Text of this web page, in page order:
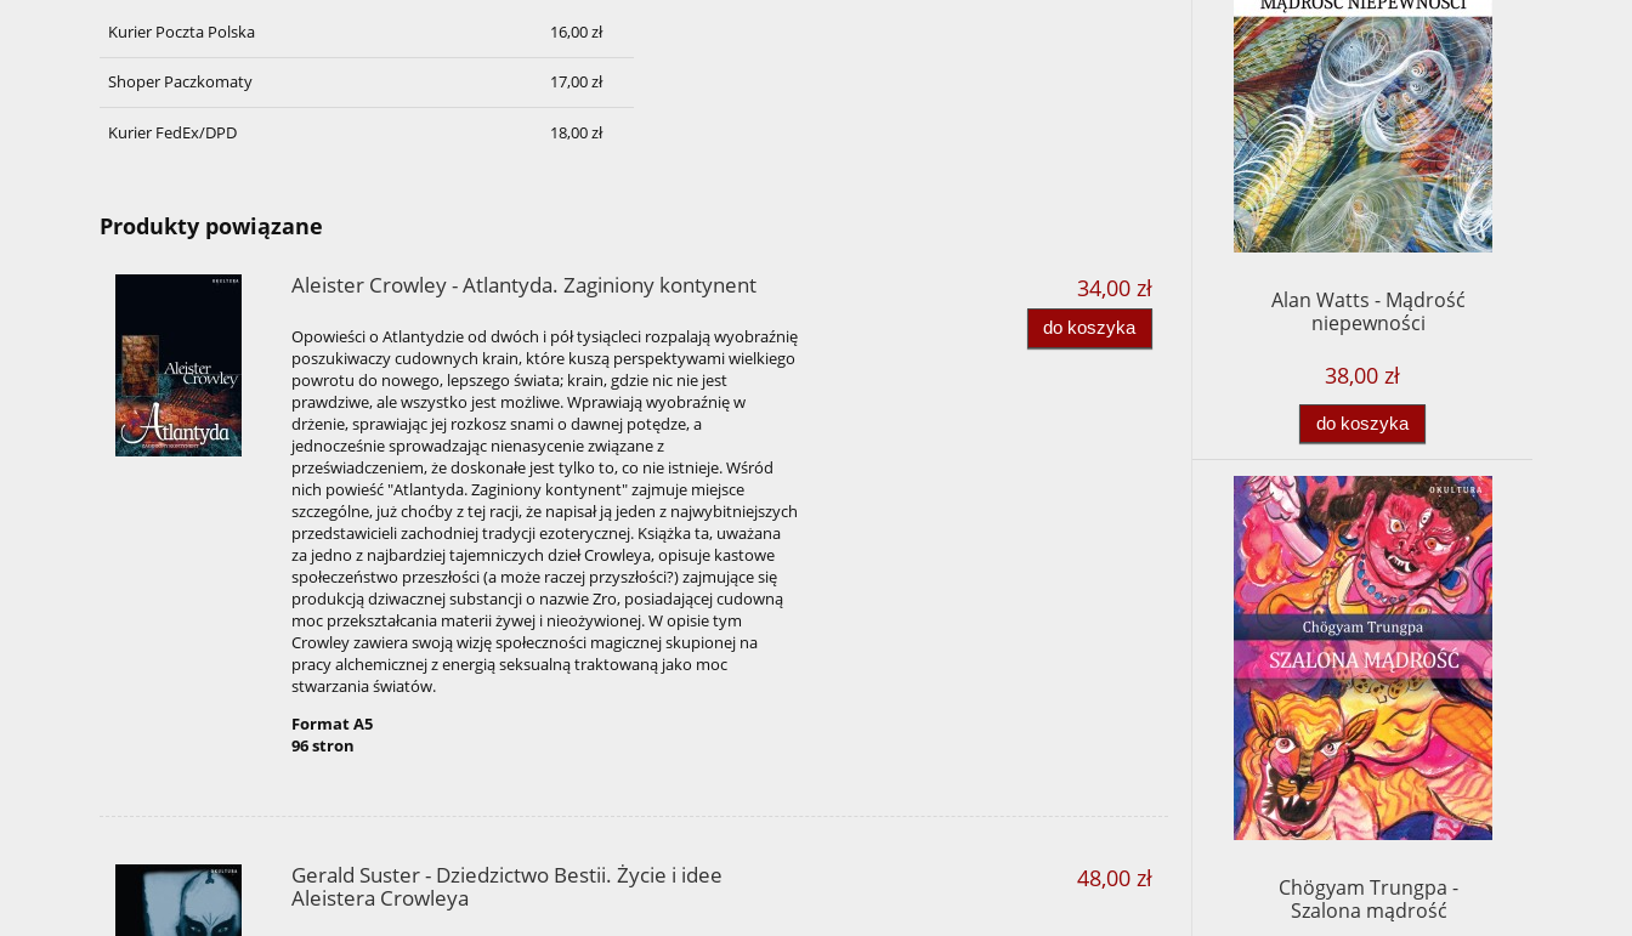
Kurier Poczta Polska 16,00 zł
Shoper Paczkomaty 17,00 zł
Kurier FedEx/DPD 18,00 zł
Produkty powiązane
Aleister Crowley - Atlantyda. Zaginiony kontynent
Opowieści o Atlantydzie od dwóch i pół tysiącleci rozpalają wyobraźnię
poszukiwaczy cudownych krain, które kuszą perspektywami wielkiego
powrotu do nowego, lepszego świata; krain, gdzie nic nie jest
prawdziwe, ale wszystko jest możliwe. Wprawiają wyobraźnię w
drżenie, sprawiając jej rozkosz snami o dawnej potędze, a
jednocześnie sprowadzając nienasycenie związane z
przeświadczeniem, że doskonałe jest tylko to, co nie istnieje. Wśród
nich powieść "Atlantyda. Zaginiony kontynent" zajmuje miejsce
szczególne, już choćby z tej racji, że napisał ją jeden z najwybitniejszych
przedstawicieli zachodniej tradycji ezoterycznej. Książka ta, uważana
za jedno z najbardziej tajemniczych dzieł Crowleya, opisuje kastowe
społeczeństwo przeszłości (a może raczej przyszłości?) zajmujące się
produkcją dziwacznej substancji o nazwie Zro, posiadającej cudowną
moc przekształcania materii żywej i nieożywionej. W opisie tym
Crowley zawiera swoją wizję społeczności magicznej skupionej na
pracy alchemicznej z energią seksualną traktowaną jako moc
stwarzania światów.
Format A5
96 stron
34,00 zł
do koszyka
Gerald Suster - Dziedzictwo Bestii. Życie i idee
Aleistera Crowleya
48,00 zł
Alan Watts - Mądrość
niepewności
38,00 zł
do koszyka
Chögyam Trungpa -
Szalona mądrość